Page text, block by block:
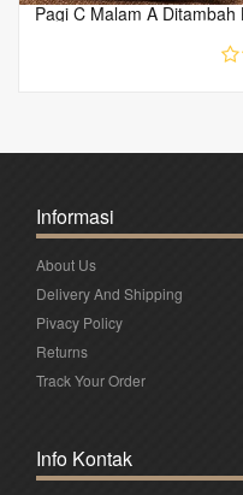
Pagi C Malam A
Informasi
About Us
Delivery And Shipping
Pivacy Policy
Returns
Track Your Order
Info Kontak